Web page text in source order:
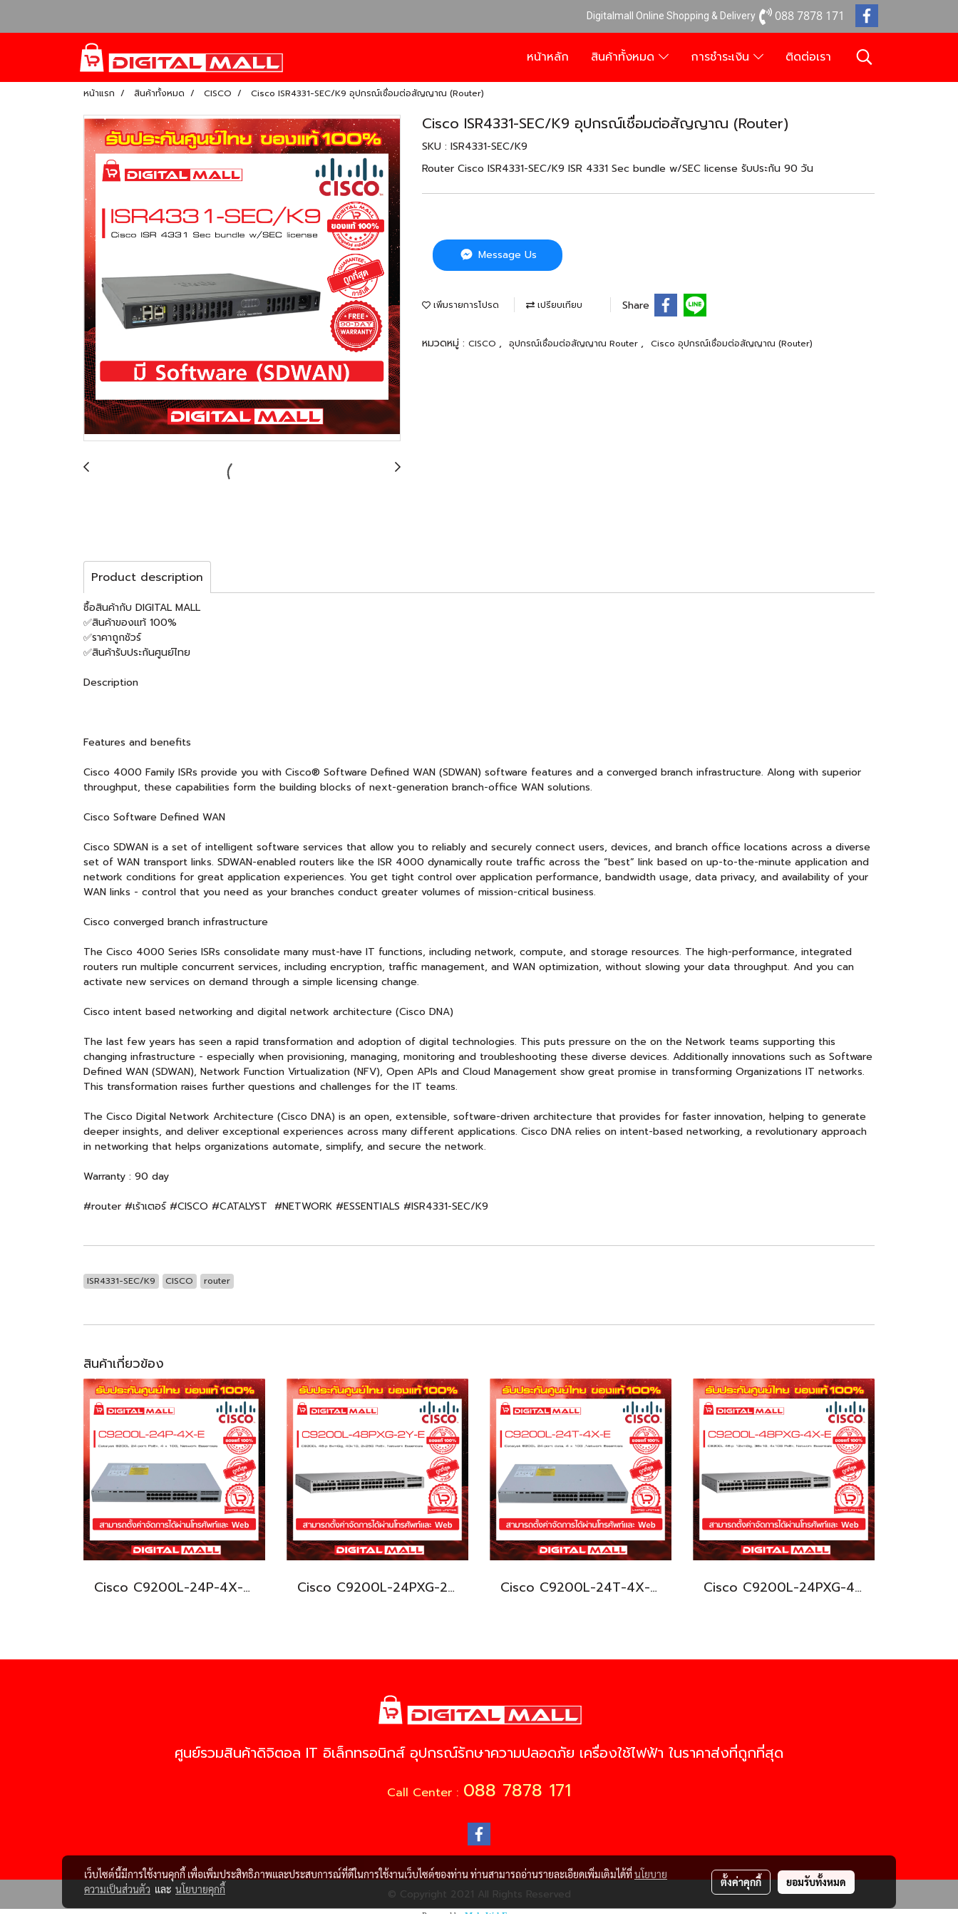
Digitalmall Online Shopping & Delivery 088 7878 171
หน้าหลัก สินค้าทั้งหมด การชำระเงิน ติดต่อเรา
หน้าแรก สินค้าทั้งหมด CISCO Cisco ISR4331-SEC/K9 อุปกรณ์เชื่อมต่อสัญญาณ (Router)
Cisco ISR4331-SEC/K9 อุปกรณ์เชื่อมต่อสัญญาณ (Router)
SKU : ISR4331-SEC/K9
Router Cisco ISR4331-SEC/K9 ISR 4331 Sec bundle w/SEC license รับประกัน 90 วัน
Message Us
เพิ่มรายการโปรด เปรียบเทียบ Share
หมวดหมู่ : CISCO , อุปกรณ์เชื่อมต่อสัญญาณ Router , Cisco อุปกรณ์เชื่อมต่อสัญญาณ (Router)
Product description
ซื้อสินค้ากับ DIGITAL MALL
✅สินค้าของแท้ 100%
✅ราคาถูกชัวร์
✅สินค้ารับประกันศูนย์ไทย
Description
Features and benefits
Cisco 4000 Family ISRs provide you with Cisco® Software Defined WAN (SDWAN) software features and a converged branch infrastructure. Along with superior
throughput, these capabilities form the building blocks of next-generation branch-office WAN solutions.
Cisco Software Defined WAN
Cisco SDWAN is a set of intelligent software services that allow you to reliably and securely connect users, devices, and branch office locations across a diverse
set of WAN transport links. SDWAN-enabled routers like the ISR 4000 dynamically route traffic across the “best” link based on up-to-the-minute application and
network conditions for great application experiences. You get tight control over application performance, bandwidth usage, data privacy, and availability of your
WAN links - control that you need as your branches conduct greater volumes of mission-critical business.
Cisco converged branch infrastructure
The Cisco 4000 Series ISRs consolidate many must-have IT functions, including network, compute, and storage resources. The high-performance, integrated
routers run multiple concurrent services, including encryption, traffic management, and WAN optimization, without slowing your data throughput. And you can
activate new services on demand through a simple licensing change.
Cisco intent based networking and digital network architecture (Cisco DNA)
The last few years has seen a rapid transformation and adoption of digital technologies. This puts pressure on the on the Network teams supporting this
changing infrastructure - especially when provisioning, managing, monitoring and troubleshooting these diverse devices. Additionally innovations such as Software
Defined WAN (SDWAN), Network Function Virtualization (NFV), Open APIs and Cloud Management show great promise in transforming Organizations IT networks.
This transformation raises further questions and challenges for the IT teams.
The Cisco Digital Network Architecture (Cisco DNA) is an open, extensible, software-driven architecture that provides for faster innovation, helping to generate
deeper insights, and deliver exceptional experiences across many different applications. Cisco DNA relies on intent-based networking, a revolutionary approach
in networking that helps organizations automate, simplify, and secure the network.
Warranty : 90 day
#router #เร้าเตอร์ #CISCO #CATALYST #NETWORK #ESSENTIALS #ISR4331-SEC/K9
ISR4331-SEC/K9 CISCO router
สินค้าเกี่ยวข้อง
Cisco C9200L-24P-4X-E อุปกรณ์ขยายสัญญาณ (Gigabit Switch Hub) Cisco C9200L-24PXG-2Y-E อุปกรณ์ขยายสัญญาณ (Gigabit Switch Hub) Cisco C9200L-24T-4X-E อุปกรณ์ขยายสัญญาณ (Gigabit Switch Hub) Cisco C9200L-24PXG-4X-E อุปกรณ์ขยายสัญญาณ (Gigabit Switch Hub)
ศูนย์รวมสินค้าดิจิตอล IT อิเล็กทรอนิกส์ อุปกรณ์รักษาความปลอดภัย เครื่องใช้ไฟฟ้า ในราคาส่งที่ถูกที่สุด
Call Center : 088 7878 171
© Copyright 2021 All Rights Reserved
เว็บไซต์นี้มีการใช้งานคุกกี้ เพื่อเพิ่มประสิทธิภาพและประสบการณ์ที่ดีในการใช้งานเว็บไซต์ของท่าน ท่านสามารถอ่านรายละเอียดเพิ่มเติมได้ที่นโยบาย
ความเป็นส่วนตัว และ นโยบายคุกกี้
ตั้งค่าคุกกี้ ยอมรับทั้งหมด